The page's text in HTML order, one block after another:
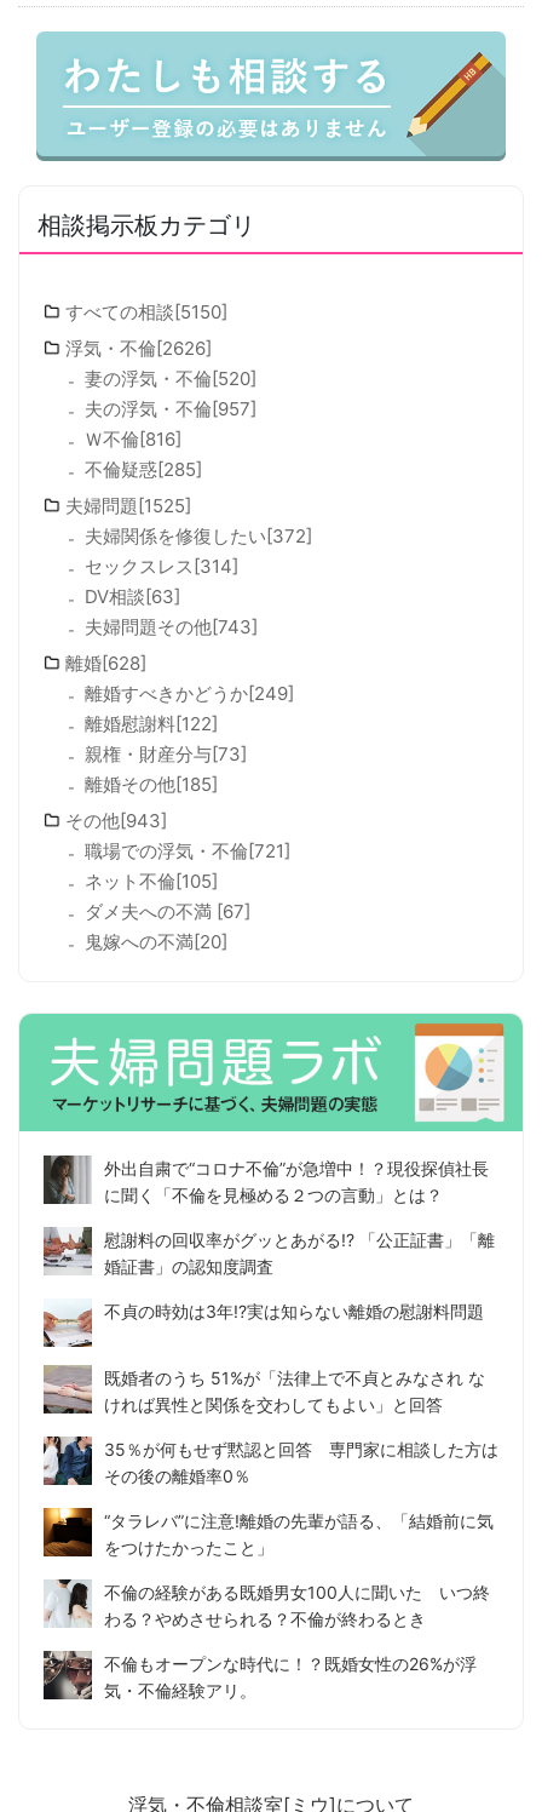
相談掲示板カテゴリ
すべての相談[5150]
浮気・不倫[2626]
妻の浮気・不倫[520]
夫の浮気・不倫[957]
Ｗ不倫[816]
不倫疑惑[285]
夫婦問題[1525]
夫婦関係を修復したい[372]
セックスレス[314]
DV相談[63]
夫婦問題その他[743]
離婚[628]
離婚すべきかどうか[249]
離婚慰謝料[122]
親権・財産分与[73]
離婚その他[185]
その他[943]
職場での浮気・不倫[721]
ネット不倫[105]
ダメ夫への不満 [67]
鬼嫁への不満[20]
外出自粛で“コロナ不倫”が急増中！？現役探偵社長
に聞く「不倫を見極める２つの言動」とは？
慰謝料の回収率がグッとあがる!? 「公正証書」「離
婚証書」の認知度調査
不貞の時効は3年!?実は知らない離婚の慰謝料問題
既婚者のうち 51%が「法律上で不貞とみなされ な
ければ異性と関係を交わしてもよい」と回答
35％が何もせず黙認と回答 専門家に相談した方は
その後の離婚率0％
“タラレバ”に注意!離婚の先輩が語る、「結婚前に気
をつけたかったこと」
不倫の経験がある既婚男女100人に聞いた いつ終
わる？やめさせられる？不倫が終わるとき
不倫もオープンな時代に！？既婚女性の26%が浮
気・不倫経験アリ。
浮気・不倫相談室[ミウ]について